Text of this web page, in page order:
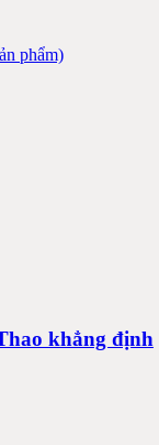
phẩm)
khẳng định